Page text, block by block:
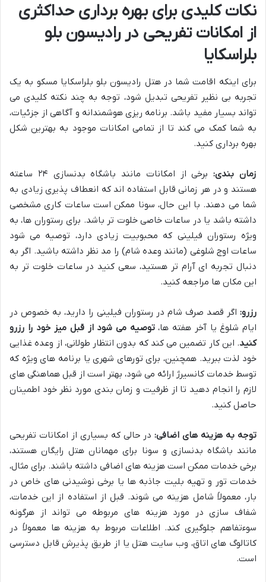
نکات کلیدی برای بهره برداری حداکثری
از امکانات تفریحی در رادیسون بلو
بلراسکایا
برای اینکه اقامت شما در هتل رادیسون بلو بلراسکایا مسکو به یک
تجربه بی نظیر تفریحی تبدیل شود، توجه به چند نکته کلیدی می
تواند بسیار مفید باشد. برنامه ریزی هوشمندانه و آگاهی از جزئیات،
به شما کمک می کند تا از تمامی امکانات موجود به بهترین شکل
بهره برداری کنید.
زمان بندی:
برخی از امکانات مانند باشگاه بدنسازی ۲۴ ساعته
هستند و در هر زمانی قابل استفاده اند که انعطاف پذیری زیادی به
شما می دهند. با این حال، سونا ممکن است ساعات کاری مشخصی
داشته باشد یا در ساعات خاصی خلوت تر باشد. برای رستوران ها، به
ویژه رستوران فیلینی که محبوبیت زیادی دارد، توصیه می شود
ساعات اوج شلوغی (مانند وعده شام) را مد نظر داشته باشید. اگر به
دنبال تجربه ای آرام تر هستید، سعی کنید در ساعات خلوت تر به
این مکان ها مراجعه کنید.
رزرو: اگر قصد صرف شام در رستوران فیلینی را دارید، به خصوص در
ایام شلوغ یا آخر هفته ها،توصیه می شود از قبل میز خود را رزرو
کنید. این کار تضمین می کند که بدون انتظار طولانی، از وعده غذایی
خود لذت ببرید. همچنین، برای تورهای شهری یا برنامه های ویژه که
توسط خدمات کانسیرژ ارائه می شود، بهتر است از قبل هماهنگی های
لازم را انجام دهید تا از ظرفیت و زمان بندی مورد نظر خود اطمینان
حاصل کنید.
توجه به هزینه های اضافی:در حالی که بسیاری از امکانات تفریحی
مانند باشگاه بدنسازی و سونا برای مهمانان هتل رایگان هستند،
برخی خدمات ممکن است هزینه های اضافی داشته باشند. برای مثال،
خدمات تور و تهیه بلیت جاذبه ها یا برخی نوشیدنی های خاص در
بار، معمولاً شامل هزینه می شوند. قبل از استفاده از این خدمات،
شفاف سازی در مورد هزینه های مربوطه می تواند از هرگونه
سوءتفاهم جلوگیری کند. اطلاعات مربوط به هزینه ها معمولاً در
کاتالوگ های اتاق، وب سایت هتل یا از طریق پذیرش قابل دسترسی
است.